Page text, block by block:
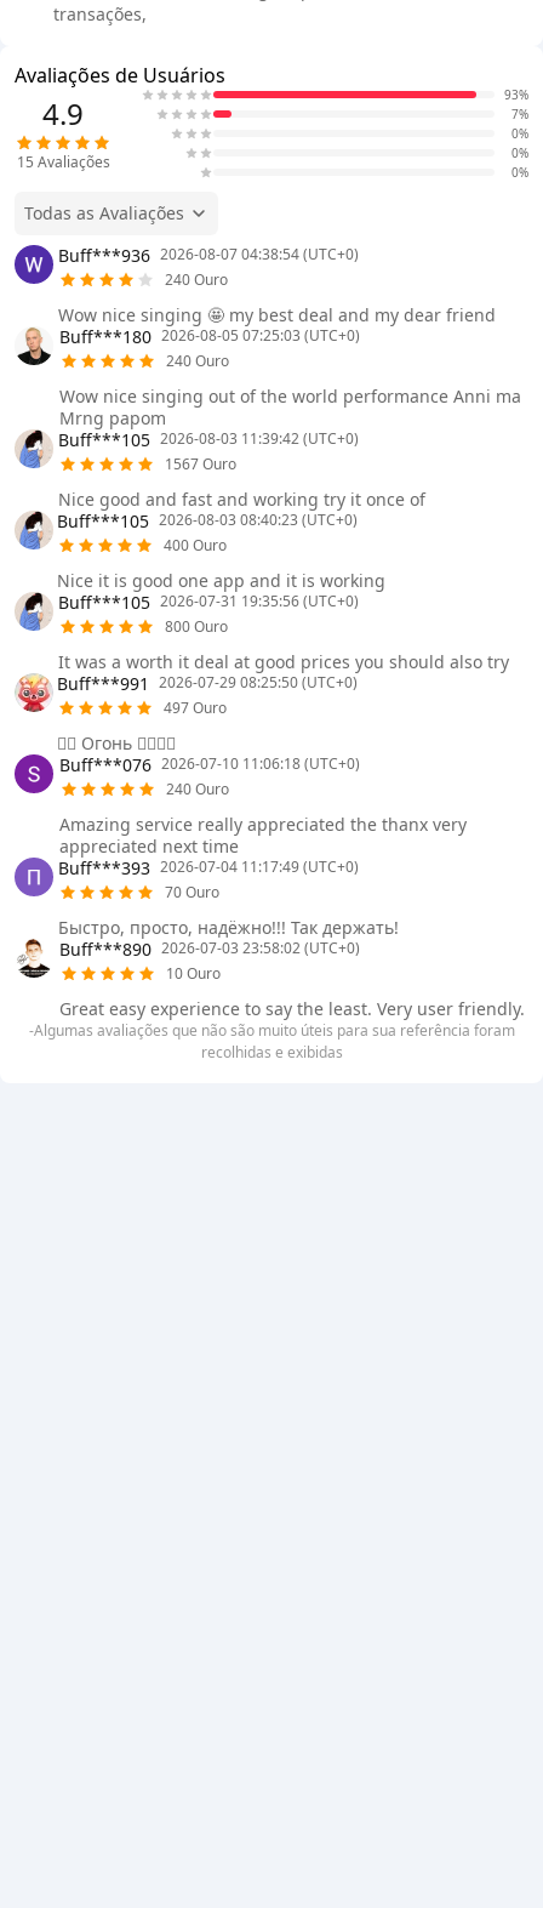
transações,
Avaliações de Usuários
4.9
15 Avaliações
93%
7%
0%
0%
0%
Todas as Avaliações
Buff***936 2026-08-07 04:38:54 (UTC+0)
240 Ouro
Wow nice singing 🤩 my best deal and my dear friend
Buff***180 2026-08-05 07:25:03 (UTC+0)
240 Ouro
Wow nice singing out of the world performance Anni ma
Mrng papom
Buff***105 2026-08-03 11:39:42 (UTC+0)
1567 Ouro
Nice good and fast and working try it once of
Buff***105 2026-08-03 08:40:23 (UTC+0)
400 Ouro
Nice it is good one app and it is working
Buff***105 2026-07-31 19:35:56 (UTC+0)
800 Ouro
It was a worth it deal at good prices you should also try
Buff***991
2026-07-29 08:25:50 (UTC+0)
497 Ouro
❤️‍🔥 Огонь ❤️‍🔥❤️‍🔥
Buff***076 2026-07-10 11:06:18 (UTC+0)
240 Ouro
Amazing service really appreciated the thanx very
appreciated next time
Buff***393 2026-07-04 11:17:49 (UTC+0)
70 Ouro
Быстро, просто, надёжно!!! Так держать!
Buff***890 2026-07-03 23:58:02 (UTC+0)
10 Ouro
Great easy experience to say the least. Very user friendly.
-Algumas avaliações que não são muito úteis para sua referência foram
recolhidas e exibidas